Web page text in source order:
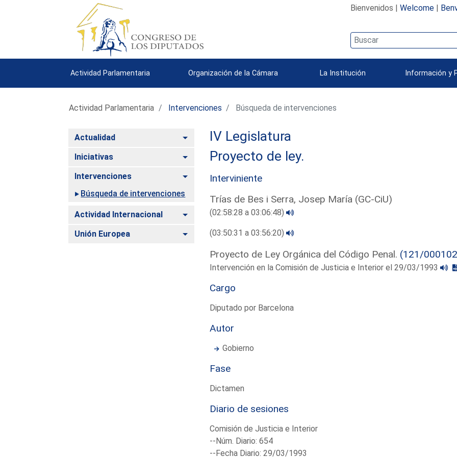
Bienvenidos | Welcome|
Actividad Parlamentaria Organización de la Cámara La Institución Información y
Actividad Parlamentaria Intervenciones Búsqueda de intervenciones
Actualidad Alternar
Iniciativas Alternar
Intervenciones
Alternar
Búsqueda de intervenciones
Actividad Internacional Alternar
Unión Europea Alternar
IV Legislatura
Proyecto de ley.
Interviniente
Trías de Bes i Serra, Josep María (GC-CiU)
(02:58:28 a 03:06:48)
(03:50:31 a 03:56:20)
Proyecto de Ley Orgánica del Código Penal. (121/
Intervención en la Comisión de Justicia e Interior el 29/03/1993
Cargo
Diputado por Barcelona
Autor
Gobierno
Fase
Dictamen
Diario de sesiones
Comisión de Justicia e Interior
--Núm. Diario: 654
--Fecha Diario: 29/03/1993